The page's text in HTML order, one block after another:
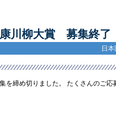
川柳大賞 募集終了
日
を締め切りました。 たくさんのご